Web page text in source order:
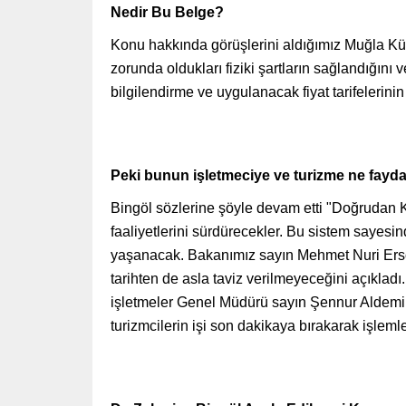
Nedir Bu Belge?
Konu hakkında görüşlerini aldığımız
zorunda oldukları fiziki şartların
bilgilendirme ve uygulanacak fiyat
Peki bunun işletmeciye ve turizme ne
Bingöl sözlerine şöyle devam etti "Doğrudan
faaliyetlerini sürdürecekler. Bu sistem
yaşanacak. Bakanımız sayın Mehmet Nuri
tarihten de asla taviz verilmeyeceğini
işletmeler Genel Müdürü sayın Şennur
turizmcilerin işi son dakikaya bırakarak